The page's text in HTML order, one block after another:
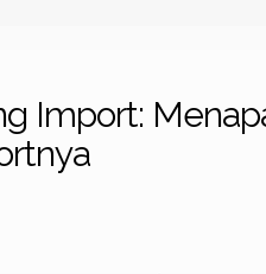
Import: